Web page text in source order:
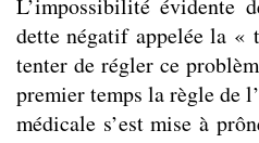
L’impossibilité évidente
dette négatif appelée la «
tenter de régler ce
premier temps la règle de
médicale s’est mise à